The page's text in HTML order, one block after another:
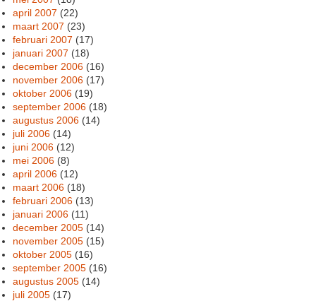
april 2007 (22)
maart 2007 (23)
februari 2007 (17)
januari 2007 (18)
december 2006 (16)
november 2006 (17)
oktober 2006 (19)
september 2006 (18)
augustus 2006 (14)
juli 2006 (14)
juni 2006 (12)
mei 2006 (8)
april 2006 (12)
maart 2006 (18)
februari 2006 (13)
januari 2006 (11)
december 2005 (14)
november 2005 (15)
oktober 2005 (16)
september 2005 (16)
augustus 2005 (14)
juli 2005 (17)